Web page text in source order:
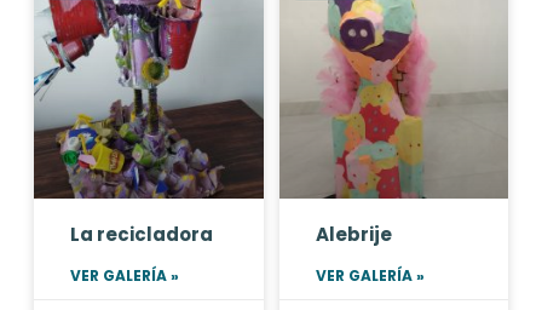
La recicladora
VER GALERÍA »
Alebrije
VER GALERÍA »